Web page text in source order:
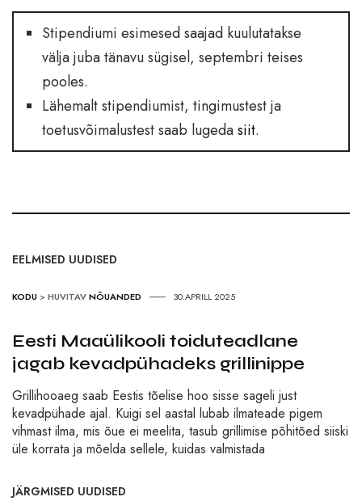
Stipendiumi esimesed saajad kuulutatakse
välja juba tänavu sügisel, septembri teises
pooles.
Lähemalt stipendiumist, tingimustest ja
toetusvõimalustest saab lugedasiit.
EELMISED UUDISED
KODU >HUVITAVNÕUANDED 30.APRILL 2025
Eesti Maaülikooli toiduteadlane
jagab kevadpühadeks grillinippe
Grillihooaeg saab Eestis tõelise hoo sisse sageli just
kevadpühade ajal. Kuigi sel aastal lubab ilmateade pigem
vihmast ilma, mis õue ei meelita, tasub grillimise põhitõed siiski
üle korrata ja mõelda sellele, kuidas valmistada
JÄRGMISED UUDISED